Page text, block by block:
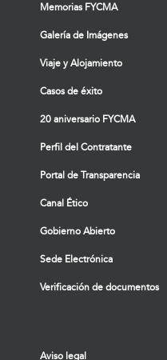
Memorias FYCMA
Galería de Imágenes
Viaje y Alojamiento
Casos de éxito
20 aniversario FYCMA
Perfil del Contratante
Portal de Transparencia
Canal Ético
Gobierno Abierto
Sede Electrónica
Verificación de documentos
Aviso legal